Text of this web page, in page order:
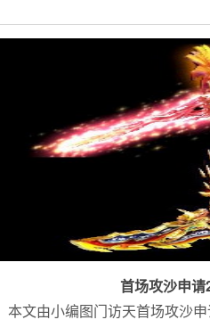
首场攻沙申
本文由小编图门访天首场攻沙